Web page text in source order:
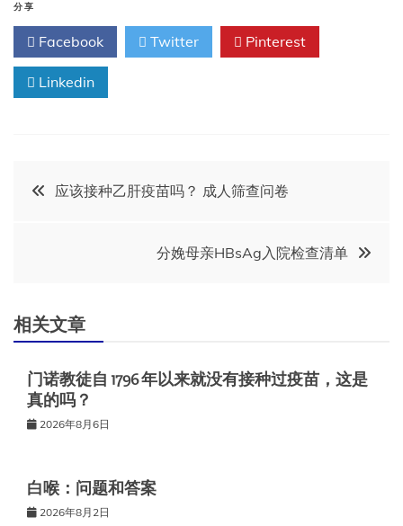
分享
Facebook Twitter Pinterest
Linkedin
文
航
应该接种乙肝疫苗吗？ 成人筛查问卷
分娩母亲HBsAg入院检查清单
相关文章
门诺教徒自 1796 年以来就没有接种过疫苗，这是
真的吗？
2026年8月6日
白喉：问题和答案
2026年8月2日